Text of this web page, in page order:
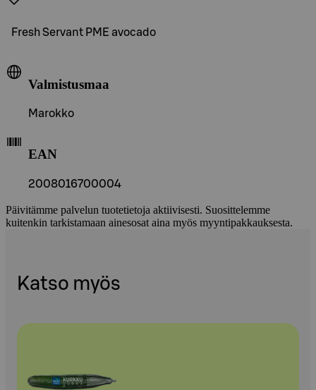
Fresh Servant PME avocado
Valmistusmaa
Marokko
EAN
2008016700004
Päivitämme palvelun tuotetietoja aktiivisesti. Suosittelemme
kuitenkin tarkistamaan ainesosat aina myös myyntipakkauksesta.
Katso myös